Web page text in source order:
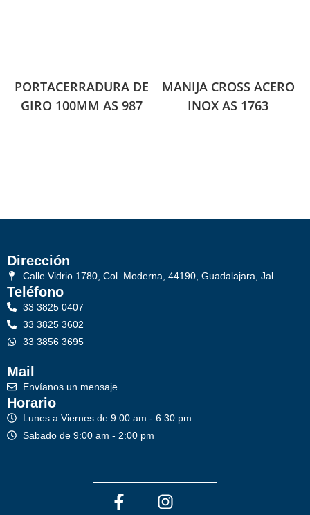
PORTACERRADURA DE
GIRO 100MM AS 987
MANIJA CROSS ACERO
INOX AS 1763
Dirección
Calle Vidrio 1780, Col. Moderna, 44190, Guadalajara, Jal.
Teléfono
33 3825 0407
33 3825 3602
33 3856 3695
Mail
Envíanos un mensaje
Horario
Lunes a Viernes de 9:00 am - 6:30 pm
Sabado de 9:00 am - 2:00 pm